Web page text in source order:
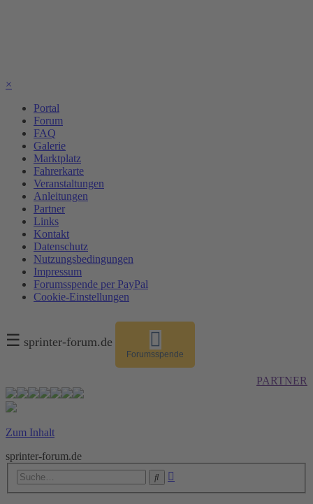
×
Portal
Forum
FAQ
Galerie
Marktplatz
Fahrerkarte
Veranstaltungen
Anleitungen
Partner
Links
Kontakt
Datenschutz
Nutzungsbedingungen
Impressum
Forumsspende per PayPal
Cookie-Einstellungen
☰ sprinter-forum.de
Forumsspende
PARTNER
Zum Inhalt
sprinter-forum.de
Suche